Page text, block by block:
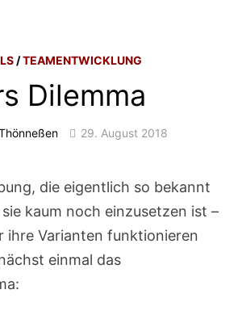
/TEAMENTWICKLUNG
Dilemma
29. August 2018
die eigentlich so bekannt
kaum noch einzusetzen ist –
ihre Varianten funktionieren
einmal das